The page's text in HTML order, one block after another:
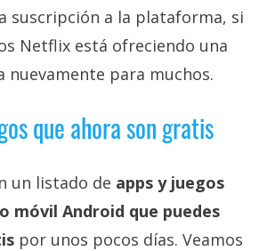
suscripción a la plataforma, si
Netflix está ofreciendo una
para muchos.
que ahora son gratis
un listado de apps y juegos
móvil Android que puedes
por unos pocos días. Veamos